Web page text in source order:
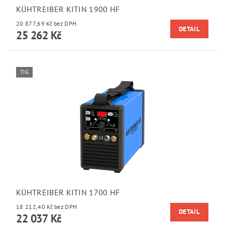
KÜHTREIBER KITIN 1900 HF
20 877,69 Kč bez DPH
25 262 Kč DETAIL
TIG
KÜHTREIBER KITIN 1700 HF
18 212,40 Kč bez DPH
22 037 Kč DETAIL